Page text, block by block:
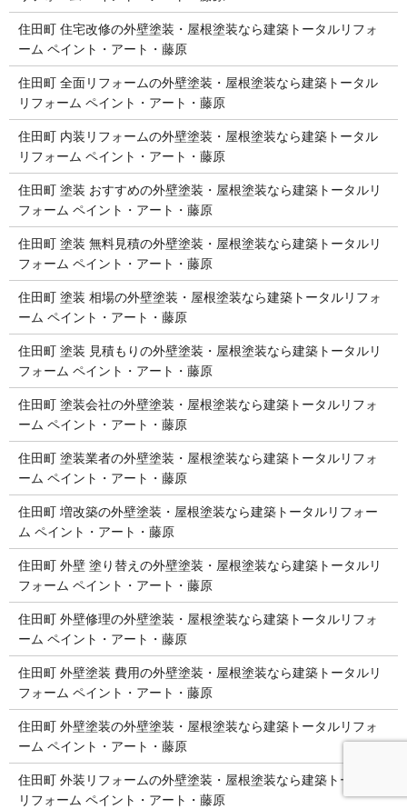
住田町 住宅改修の外壁塗装・屋根塗装なら建築トータルリフォ
ーム ペイント・アート・藤原
住田町 全面リフォームの外壁塗装・屋根塗装なら建築トータル
リフォーム ペイント・アート・藤原
住田町 内装リフォームの外壁塗装・屋根塗装なら建築トータル
リフォーム ペイント・アート・藤原
住田町 塗装 おすすめの外壁塗装・屋根塗装なら建築トータルリ
フォーム ペイント・アート・藤原
住田町 塗装 無料見積の外壁塗装・屋根塗装なら建築トータルリ
フォーム ペイント・アート・藤原
住田町 塗装 相場の外壁塗装・屋根塗装なら建築トータルリフォ
ーム ペイント・アート・藤原
住田町 塗装 見積もりの外壁塗装・屋根塗装なら建築トータルリ
フォーム ペイント・アート・藤原
住田町 塗装会社の外壁塗装・屋根塗装なら建築トータルリフォ
ーム ペイント・アート・藤原
住田町 塗装業者の外壁塗装・屋根塗装なら建築トータルリフォ
ーム ペイント・アート・藤原
住田町 増改築の外壁塗装・屋根塗装なら建築トータルリフォー
ム ペイント・アート・藤原
住田町 外壁 塗り替えの外壁塗装・屋根塗装なら建築トータルリ
フォーム ペイント・アート・藤原
住田町 外壁修理の外壁塗装・屋根塗装なら建築トータルリフォ
ーム ペイント・アート・藤原
住田町 外壁塗装 費用の外壁塗装・屋根塗装なら建築トータルリ
フォーム ペイント・アート・藤原
住田町 外壁塗装の外壁塗装・屋根塗装なら建築トータルリフォ
ーム ペイント・アート・藤原
住田町 外装リフォームの外壁塗装・屋根塗装なら建築トータル
リフォーム ペイント・アート・藤原